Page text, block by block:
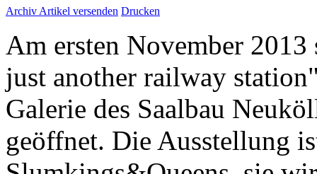
ArchivArtikel versenden Drucken
Am ersten November
just another railway
Galerie des Saalbau
geöffnet. Die Ausstellung